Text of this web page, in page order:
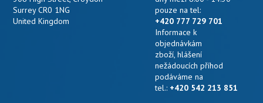
Surrey CR0 1NG
United Kingdom
pouze na tel:
+420 777 729 701
Informace k
objednávkám
zboží, hlášení
nežádoucích příhod
podáváme na
tel.: +420 542 213 851